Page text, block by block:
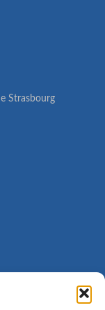
Strasbourg
avoir